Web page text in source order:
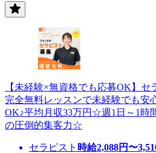
【未経験×無資格でも応募OK】
完全無料レッスンで未経験でも安
OK♪平均月収33万円☆週1日～1時
の圧倒的集客力☆
セラピスト 時給2,088円〜